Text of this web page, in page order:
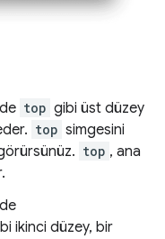
top gibi üst düzey
top simgesini
top , ana
ikinci düzey, bir